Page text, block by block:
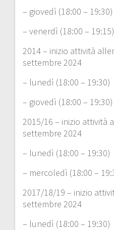
– giovedì (18:00 – 19:30)
– venerdì (18:00 – 19:15)
2014 – inizio attività
settembre 2024
– lunedì (18:00 – 19:30)
– giovedì (18:00 – 19:30)
2015/16 – inizio attività
settembre 2024
– lunedì (18:00 – 19:30)
– mercoledì (18:00 –
2017/18/19 – inizio
settembre 2024
– lunedì (18:00 – 19:30)